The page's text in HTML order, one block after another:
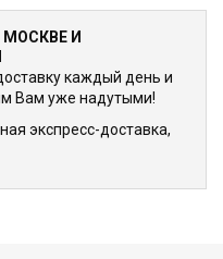
И
каждый день и
Вам уже надутыми!
экспресс-доставка,